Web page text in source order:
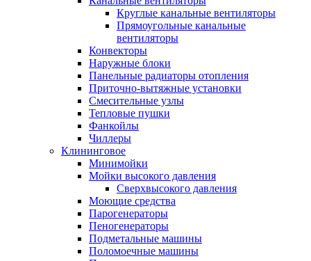
Круглые канальные вентиляторы
Прямоугольные канальные
вентиляторы
Конвекторы
Наружные блоки
Панельные радиаторы отопления
Приточно-вытяжные установки
Смесительные узлы
Тепловые пушки
Фанкойлы
Чиллеры
Клининговое
Минимойки
Мойки высокого давления
Сверхвысокого давления
Моющие средства
Парогенераторы
Пеногенераторы
Подметальные машины
Поломоечные машины